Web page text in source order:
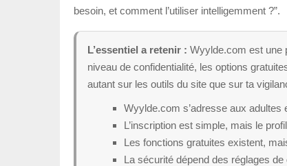
besoin, et comment l’utiliser intelligemment ?”.
L’essentiel a retenir : Wyylde.com est une
niveau de confidentialité, les options
autant sur les outils du site que sur ta
Wyylde.com s’adresse aux adultes
L’inscription est simple, mais le
Les fonctions gratuites existent,
La sécurité dépend des réglages